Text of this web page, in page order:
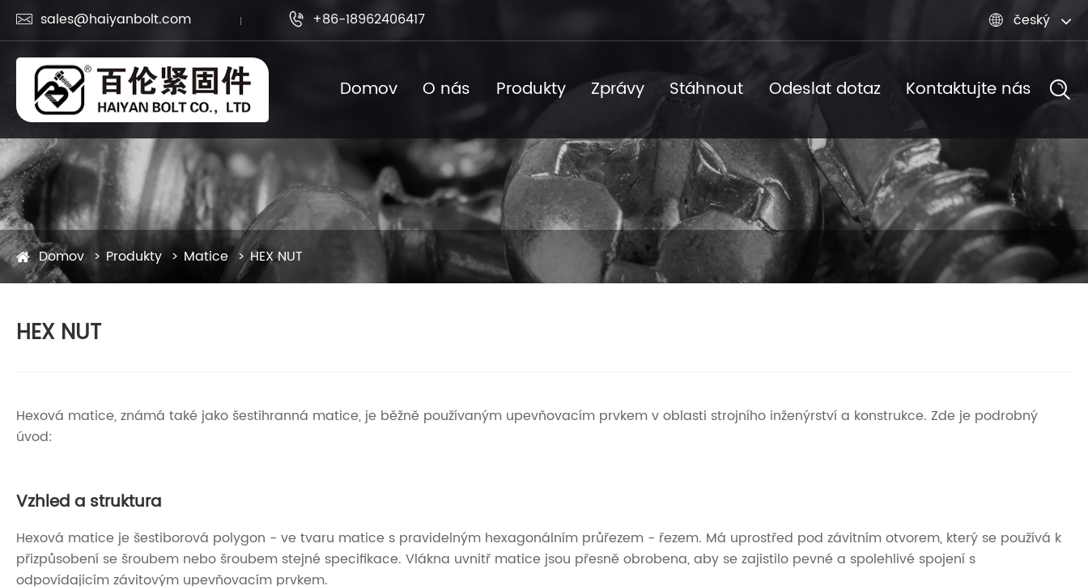
 sales@haiyanbolt.com  +86-18962406417  český
Domov O nás Produkty Zprávy Stáhnout Odeslat dotaz Kontaktujte nás
Domov Produkty Matice HEX NUT
HEX NUT
Hexová matice, známá také jako šestihranná matice, je běžně používaným upevňovacím prvkem v oblasti strojního inženýrství a konstrukce. Zde je podrobný
úvod:
Vzhled a struktura
Hexová matice je šestiborová polygon - ve tvaru matice s pravidelným hexagonálním průřezem - řezem. Má uprostřed pod závitním otvorem, který se používá k
přizpůsobení se šroubem nebo šroubem stejné specifikace. Vlákna uvnitř matice jsou přesně obrobena, aby se zajistilo pevné a spolehlivé spojení s
odpovídajícím závitovým upevňovacím prvkem.